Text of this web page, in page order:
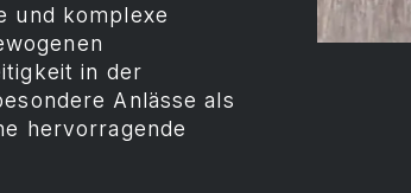
und komplexe
in der
Anlässe als
hervorragende